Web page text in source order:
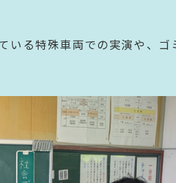
る特殊車両での実演や、ゴ